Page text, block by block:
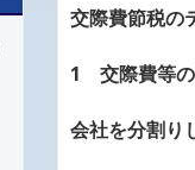
交際費節税の
1 交際費等の
会社を分割り